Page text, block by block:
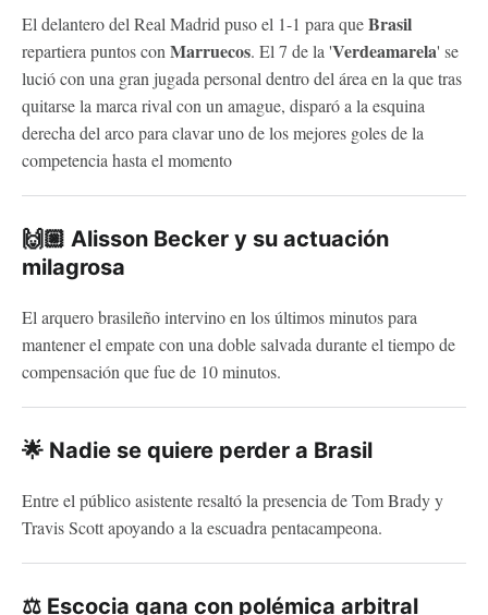
El delantero del Real Madrid puso el 1-1 para queBrasil
repartiera puntos con Marruecos. El 7 de la 'Verdeamarela' se
lució con una gran jugada personal dentro del área en la que tras
quitarse la marca rival con un amague, disparó a la esquina
derecha del arco para clavar uno de los mejores goles de la
competencia hasta el momento
🙌🏼 Alisson Becker y su actuación
milagrosa
El arquero brasileño intervino en los últimos minutos para
mantener el empate con una doble salvada durante el tiempo de
compensación que fue de 10 minutos.
🌟 Nadie se quiere perder a Brasil
Entre el público asistente resaltó la presencia de Tom Brady y
Travis Scott apoyando a la escuadra pentacampeona.
⚖️ Escocia gana con polémica arbitral